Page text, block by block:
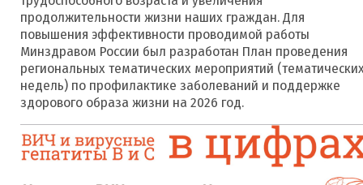
продолжительности жизни наших граждан. Для
повышения эффективности проводимой работы
Минздравом России был разработан План проведения
региональных тематических мероприятий
недель) по профилактике заболеваний и поддержке
здорового образа жизни на 2026 год.